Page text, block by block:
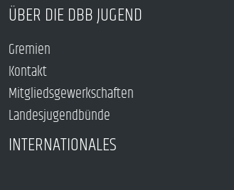
ÜBER DIE DBB JUGEND
Gremien
Kontakt
Mitgliedsgewerkschaften
Landesjugendbünde
INTERNATIONALES